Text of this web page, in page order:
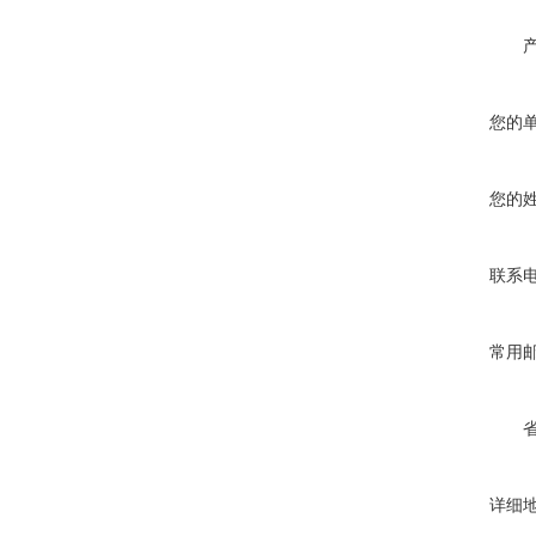
您的
您的
联系
常用
详细